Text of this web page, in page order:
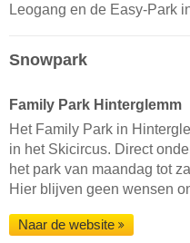
Leogang en de Easy-Park
Snowpark
Family Park Hinterglemm
Het Family Park in
in het Skicircus. Direct
het park van maandag tot
Hier blijven geen wensen
Naar de website